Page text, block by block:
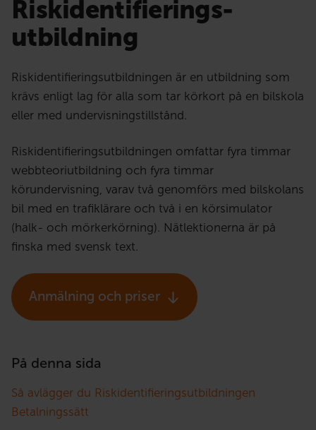
Riskidentifierings­
utbildning
Riskidentifieringsutbildningen är en utbildning som
krävs enligt lag för alla som tar körkort på en bilskola
eller med undervisningstillstånd.
Riskidentifieringsutbildningen omfattar fyra timmar
webbteoriutbildning och fyra timmar
körundervisning, varav två genomförs med bilskolans
bil med en trafiklärare och två i en körsimulator
(halk- och mörkerkörning). Nätlektionerna är på
finska med svensk text.
Anmälning och priser
På denna sida
Så avlägger du Riskidentifieringsutbildningen
Betalningssätt